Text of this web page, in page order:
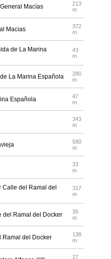
Macías
213
m
Macias
372
m
de La Marina
43
m
La Marina Española
280
m
Española
47
m
343
m
580
m
33
m
del Ramal del
317
m
del Ramal del Docker
35
m
Ramal del Docker
138
m
27